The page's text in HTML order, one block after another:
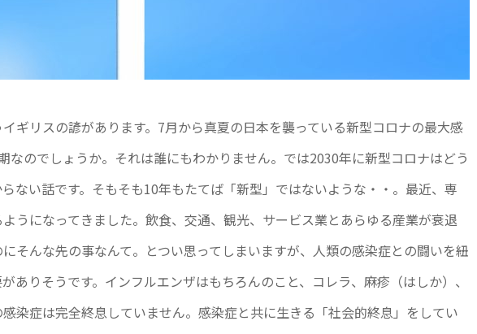
ギリスの諺があります。7月から真夏の日本を襲っている新型コロナの最大感
なのでしょうか。それは誰にもわかりません。では2030年に新型コロナはどう
ない話です。そもそも10年もたてば「新型」ではないような・・。最近、専
うになってきました。飲食、交通、観光、サービス業とあらゆる産業が衰退
そんな先の事なんて。とつい思ってしまいますが、人類の感染症との闘いを紐
ありそうです。インフルエンザはもちろんのこと、コレラ、麻疹（はしか）、
染症は完全終息していません。感染症と共に生きる「社会的終息」をしてい